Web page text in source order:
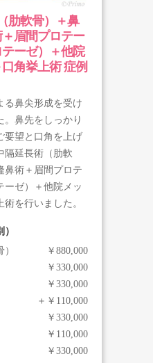
肋軟骨）＋鼻
眉間プロテー
ーゼ）＋他院
角挙上術 症例
る鼻尖形成を受け
。鼻先をしっかり
要望と口角を上げ
隔延長術（肋軟
鼻術＋眉間プロテ
ーゼ）＋他院メッ
を行いました。
￥880,000
￥330,000
￥330,000
＋￥110,000
￥330,000
￥110,000
￥330,000